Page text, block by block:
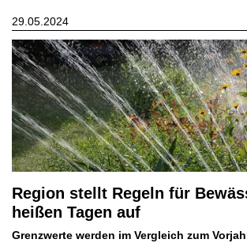
Region stellt Regeln für
heißen Tagen auf
Grenzwerte werden im Vergleich zum
29.05.2024